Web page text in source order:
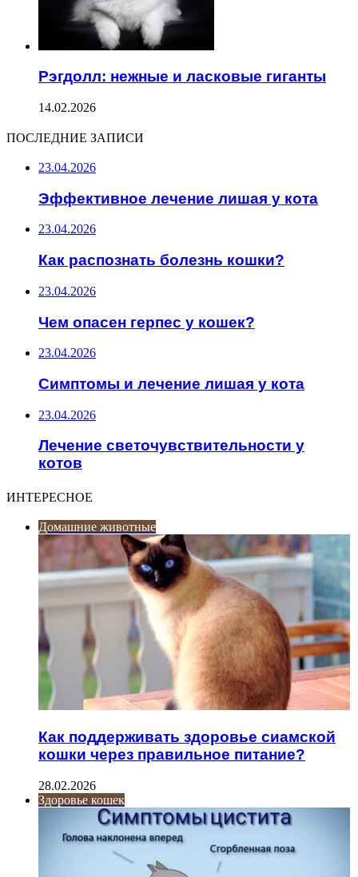
Рэгдолл: нежные и ласковые гиганты
14.02.2026
ПОСЛЕДНИЕ ЗАПИСИ
23.04.2026
Эффективное лечение лишая у кота
23.04.2026
Как распознать болезнь кошки?
23.04.2026
Чем опасен герпес у кошек?
23.04.2026
Симптомы и лечение лишая у кота
23.04.2026
Лечение светочувствительности у
котов
ИНТЕРЕСНОЕ
Домашние животные
Как поддерживать здоровье сиамской
кошки через правильное питание?
28.02.2026
Здоровье кошек